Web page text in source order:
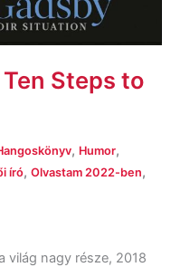
Steps to
, Humor,
író, Olvastam 2022-ben,
világ nagy része, 2018